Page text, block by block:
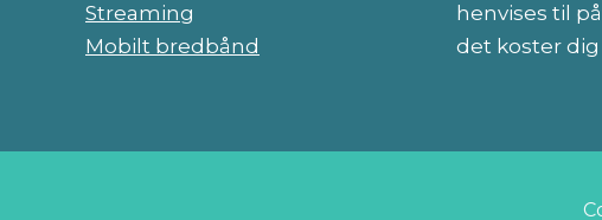
Streaming
Mobilt bredbånd
henvises til
det koster dig